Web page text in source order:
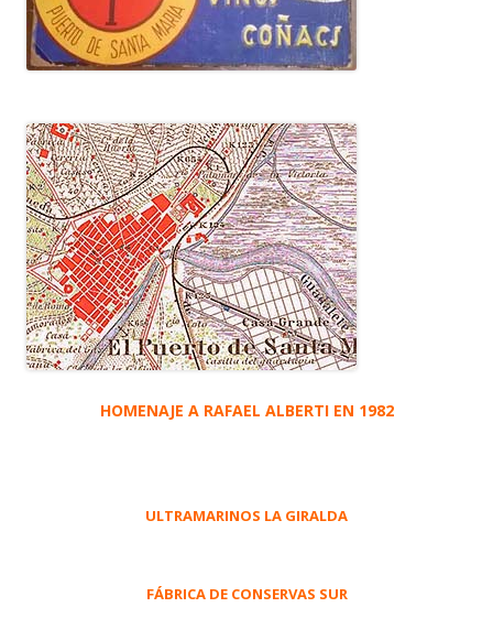
HOMENAJE A RAFAEL ALBERTI EN 1982
ULTRAMARINOS LA GIRALDA
FÁBRICA DE CONSERVAS SUR